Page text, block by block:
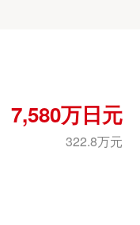
7,580万日元
322.8万元